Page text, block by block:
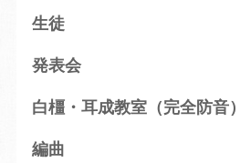
生徒
発表会
白橿・耳成教室（完全防音）
編曲